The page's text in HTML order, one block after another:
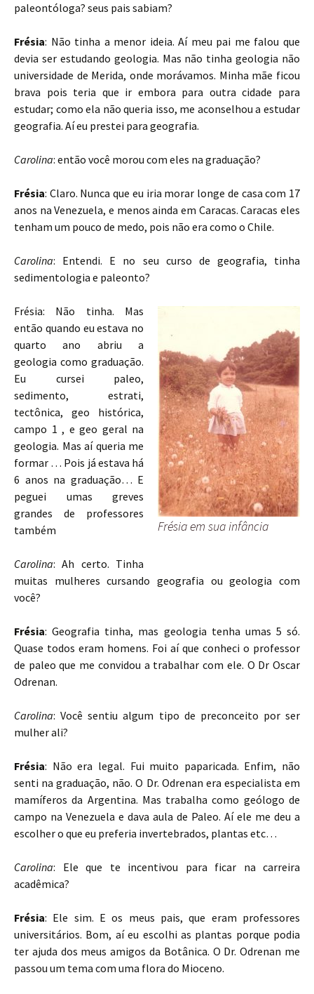
paleontóloga? seus pais sabiam?
Frésia: Não tinha a menor ideia. Aí meu pai me falou que
devia ser estudando geologia. Mas não tinha geologia não
universidade de Merida, onde morávamos. Minha mãe ficou
brava pois teria que ir embora para outra cidade para
estudar; como ela não queria isso, me aconselhou a estudar
geografia. Aí eu prestei para geografia.
Carolina: então você morou com eles na graduação?
Frésia: Claro. Nunca que eu iria morar longe de casa com 17
anos na Venezuela, e menos ainda em Caracas. Caracas eles
tenham um pouco de medo, pois não era como o Chile.
Carolina: Entendi. E no seu curso de geografia, tinha
sedimentologia e paleonto?
Frésia em sua infância
Frésia: Não tinha. Mas
então quando eu estava no
quarto ano abriu a
geologia como graduação.
Eu cursei paleo,
sedimento, estrati,
tectônica, geo histórica,
campo 1 , e geo geral na
geologia. Mas aí queria me
formar … Pois já estava há
6 anos na graduação… E
peguei umas greves
grandes de professores
também
Carolina: Ah certo. Tinha
muitas mulheres cursando geografia ou geologia com
você?
Frésia: Geografia tinha, mas geologia tenha umas 5 só.
Quase todos eram homens. Foi aí que conheci o professor
de paleo que me convidou a trabalhar com ele. O Dr Oscar
Odrenan.
Carolina: Você sentiu algum tipo de preconceito por ser
mulher ali?
Frésia: Não era legal. Fui muito paparicada. Enfim, não
senti na graduação, não. O Dr. Odrenan era especialista em
mamíferos da Argentina. Mas trabalha como geólogo de
campo na Venezuela e dava aula de Paleo. Aí ele me deu a
escolher o que eu preferia invertebrados, plantas etc…
Carolina: Ele que te incentivou para ficar na carreira
acadêmica?
Frésia: Ele sim. E os meus pais, que eram professores
universitários. Bom, aí eu escolhi as plantas porque podia
ter ajuda dos meus amigos da Botânica. O Dr. Odrenan me
passou um tema com uma flora do Mioceno.